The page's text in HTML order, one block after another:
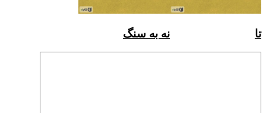
تا نه به سنگ